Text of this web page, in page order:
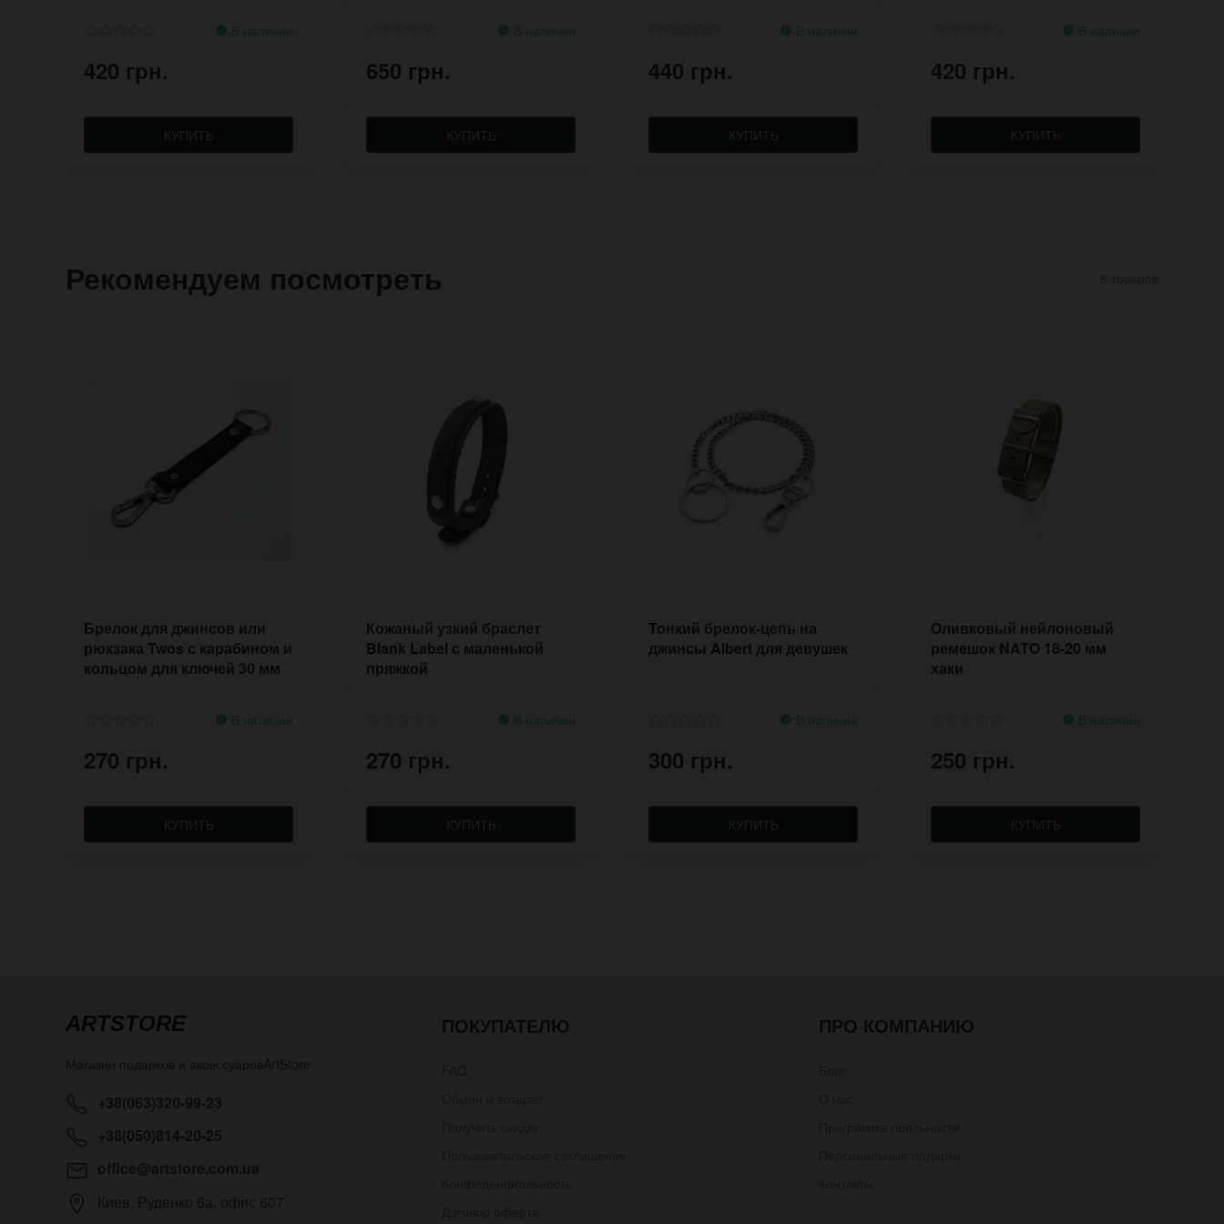
В наличии
420 грн.
КУПИТЬ
В наличии
650 грн.
КУПИТЬ
В наличии
440 грн.
КУПИТЬ
В наличии
420 грн.
КУПИТЬ
Рекомендуем посмотреть
Брелок для джинсов или
рюкзака Twos с карабином и
кольцом для ключей 30 мм
В наличии
270 грн.
КУПИТЬ
Кожаный узкий браслет
Blank Label с маленькой
пряжкой
В наличии
270 грн.
КУПИТЬ
Тонкий брелок-цепь на
джинсы Albert для девушек
В наличии
300 грн.
КУПИТЬ
Оливковый нейлоновый
ремешок NATO 18-20 мм
хаки
В наличии
250 грн.
КУПИТЬ
ARTSTORE ПОКУПАТЕЛЮ ПРО КОМПАНИЮ